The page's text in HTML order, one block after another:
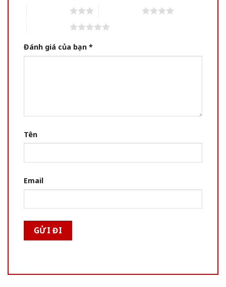
Đánh giá của bạn *
Tên
Email